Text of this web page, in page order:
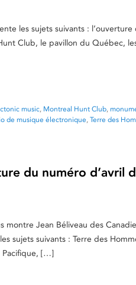
les sujets suivants : l’ouverture
Club, le pavillon du Québec,
music, Montreal Hunt Club,
de musique électronique, Terre des
du numéro d’avril
montre Jean Béliveau des
sujets suivants : Terre des
Pacifique, […]